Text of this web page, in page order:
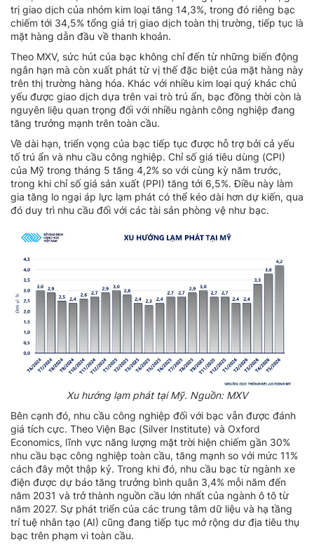
trị giao dịch của nhóm kim loại tăng 14,3%, trong đó riêng bạc
chiếm tới 34,5% tổng giá trị giao dịch toàn thị trường, tiếp tục là
mặt hàng dẫn đầu về thanh khoản.
Theo MXV, sức hút của bạc không chỉ đến từ những biến động
ngắn hạn mà còn xuất phát từ vị thế đặc biệt của mặt hàng này
trên thị trường hàng hóa. Khác với nhiều kim loại quý khác chủ
yếu được giao dịch dựa trên vai trò trú ẩn, bạc đồng thời còn là
nguyên liệu quan trọng đối với nhiều ngành công nghiệp đang
tăng trưởng mạnh trên toàn cầu.
Về dài hạn, triển vọng của bạc tiếp tục được hỗ trợ bởi cả yếu
tố trú ẩn và nhu cầu công nghiệp. Chỉ số giá tiêu dùng (CPI)
của Mỹ trong tháng 5 tăng 4,2% so với cùng kỳ năm trước,
trong khi chỉ số giá sản xuất (PPI) tăng tới 6,5%. Điều này làm
gia tăng lo ngại áp lực lạm phát có thể kéo dài hơn dự kiến, qua
đó duy trì nhu cầu đối với các tài sản phòng vệ như bạc.
Xu hướng lạm phát tại Mỹ. Nguồn: MXV
Bên cạnh đó, nhu cầu công nghiệp đối với bạc vẫn được đánh
giá tích cực. Theo Viện Bạc (Silver Institute) và Oxford
Economics, lĩnh vực năng lượng mặt trời hiện chiếm gần 30%
nhu cầu bạc công nghiệp toàn cầu, tăng mạnh so với mức 11%
cách đây một thập kỷ. Trong khi đó, nhu cầu bạc từ ngành xe
điện được dự báo tăng trưởng bình quân 3,4% mỗi năm đến
năm 2031 và trở thành nguồn cầu lớn nhất của ngành ô tô từ
năm 2027. Sự phát triển của các trung tâm dữ liệu và hạ tầng
trí tuệ nhân tạo (AI) cũng đang tiếp tục mở rộng dư địa tiêu thụ
bạc trên phạm vi toàn cầu.